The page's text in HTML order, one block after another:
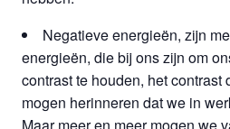
Negatieve energieën, zijn
energieën, die bij ons zijn om
contrast te houden, het contrast
mogen herinneren dat we in
Maar meer en meer mogen we